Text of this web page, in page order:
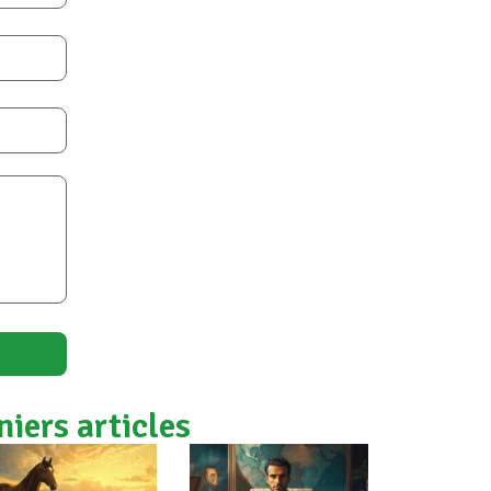
articles